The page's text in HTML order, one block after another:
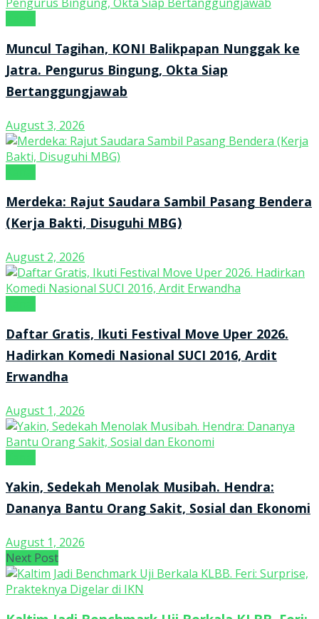
Muncul Tagihan, KONI Balikpapan Nunggak ke
Jatra. Pengurus Bingung, Okta Siap
Bertanggungjawab
August 3, 2026
Merdeka: Rajut Saudara Sambil Pasang Bendera
(Kerja Bakti, Disuguhi MBG)
August 2, 2026
Daftar Gratis, Ikuti Festival Move Uper 2026.
Hadirkan Komedi Nasional SUCI 2016, Ardit
Erwandha
August 1, 2026
Yakin, Sedekah Menolak Musibah. Hendra:
Dananya Bantu Orang Sakit, Sosial dan Ekonomi
August 1, 2026
Next Post